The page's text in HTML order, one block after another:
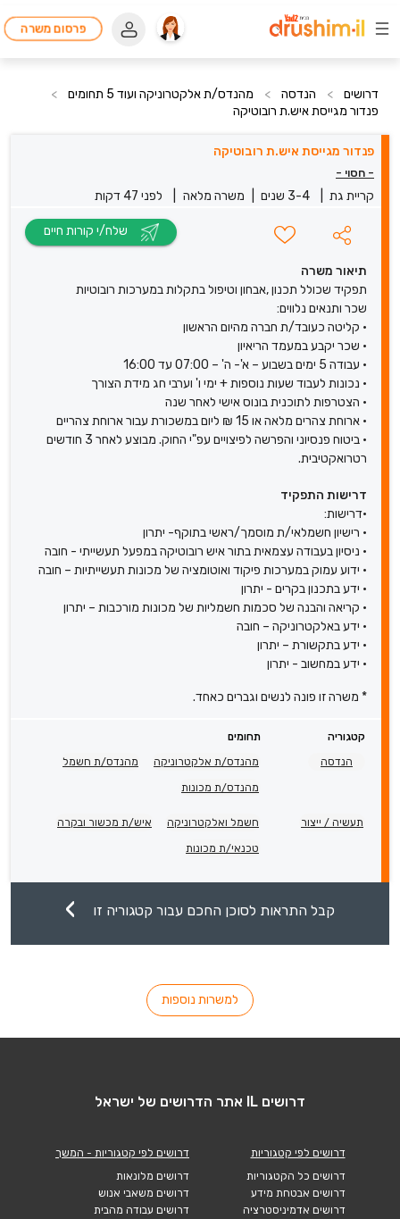
פרסום משרה
דרושים > הנדסה > מהנדס/ת אלקטרוניקה ועוד 5 תחומים
>
פנדור מגייסת איש.ת רובוטיקה
פנדור מגייסת איש.ת רובוטיקה
- חסוי -
קריית גת 3-4 שנים משרה מלאה לפני 47 דקות
תיאור משרה
תפקיד שכולל תכנון ,אבחון וטיפול בתקלות במערכות רובוטיות
שכר ותנאים נלווים:
• קליטה כעובד/ת חברה מהיום הראשון
• שכר יקבע במעמד הריאיון
• עבודה 5 ימים בשבוע – א'- ה' – 07:00 עד 16:00
• נכונות לעבוד שעות נוספות + ימי ו' וערבי חג מידת הצורך
• הצטרפות לתוכנית בונוס אישי לאחר שנה
• ארוחת צהרים מלאה או 15 ₪ ליום במשכורת עבור ארוחת צהריים
• ביטוח פנסיוני והפרשה לפיצויים עפ"י החוק. מבוצע לאחר 3 חודשים
רטרואקטיבית.
דרישות התפקיד
•דרישות:
• רישיון חשמלאי/ת מוסמך/ראשי בתוקף- יתרון
• ניסיון בעבודה עצמאית בתור איש רובוטיקה במפעל תעשייתי - חובה
• ידוע עמוק במערכות פיקוד ואוטומציה של מכונות תעשייתיות – חובה
• ידע בתכנון בקרים - יתרון
• קריאה והבנה של סכמות חשמליות של מכונות מורכבות – יתרון
• ידע באלקטרוניקה – חובה
• ידע בתקשורת – יתרון
• ידע במחשוב - יתרון
* משרה זו פונה לנשים וגברים כאחד.
קטגוריה
תחומים
הנדסה
מהנדס/ת אלקטרוניקה מהנדס/ת חשמל
מהנדס/ת מכונות
תעשיה / ייצור חשמל ואלקטרוניקה איש/ת מכשור ובקרה
טכנאי/ת מכונות
קבל התראות לסוכן החכם עבור קטגוריה זו
למשרות נוספות
דרושים IL אתר הדרושים של ישראל
דרושים לפי קטגוריות
דרושים כל הקטגוריות
דרושים אבטחת מידע
דרושים אדמיניסטרציה
דרושים לפי קטגוריות - המשך
דרושים מלונאות
דרושים משאבי אנוש
דרושים עבודה מהבית